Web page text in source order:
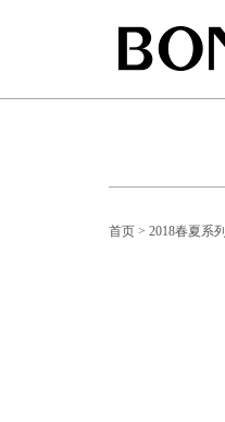
首页 > 2018春夏系列